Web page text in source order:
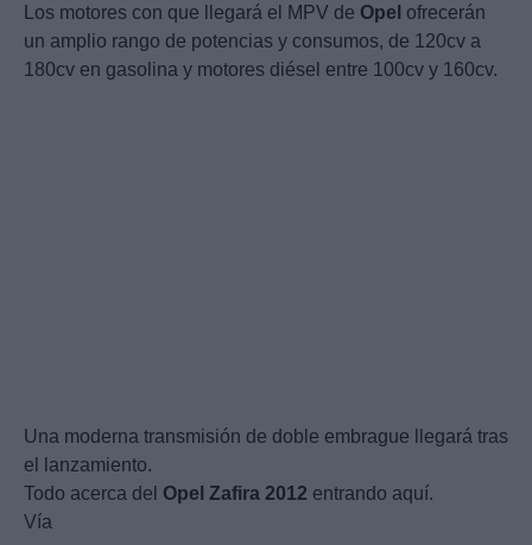
Los motores con que llegará el MPV de Opel ofrecerán
un amplio rango de potencias y consumos, de 120cv a
180cv en gasolina y motores diésel entre 100cv y 160cv.
Una moderna transmisión de doble embrague llegará tras
el lanzamiento.
Todo acerca del Opel Zafira 2012 entrando aquí.
Vía